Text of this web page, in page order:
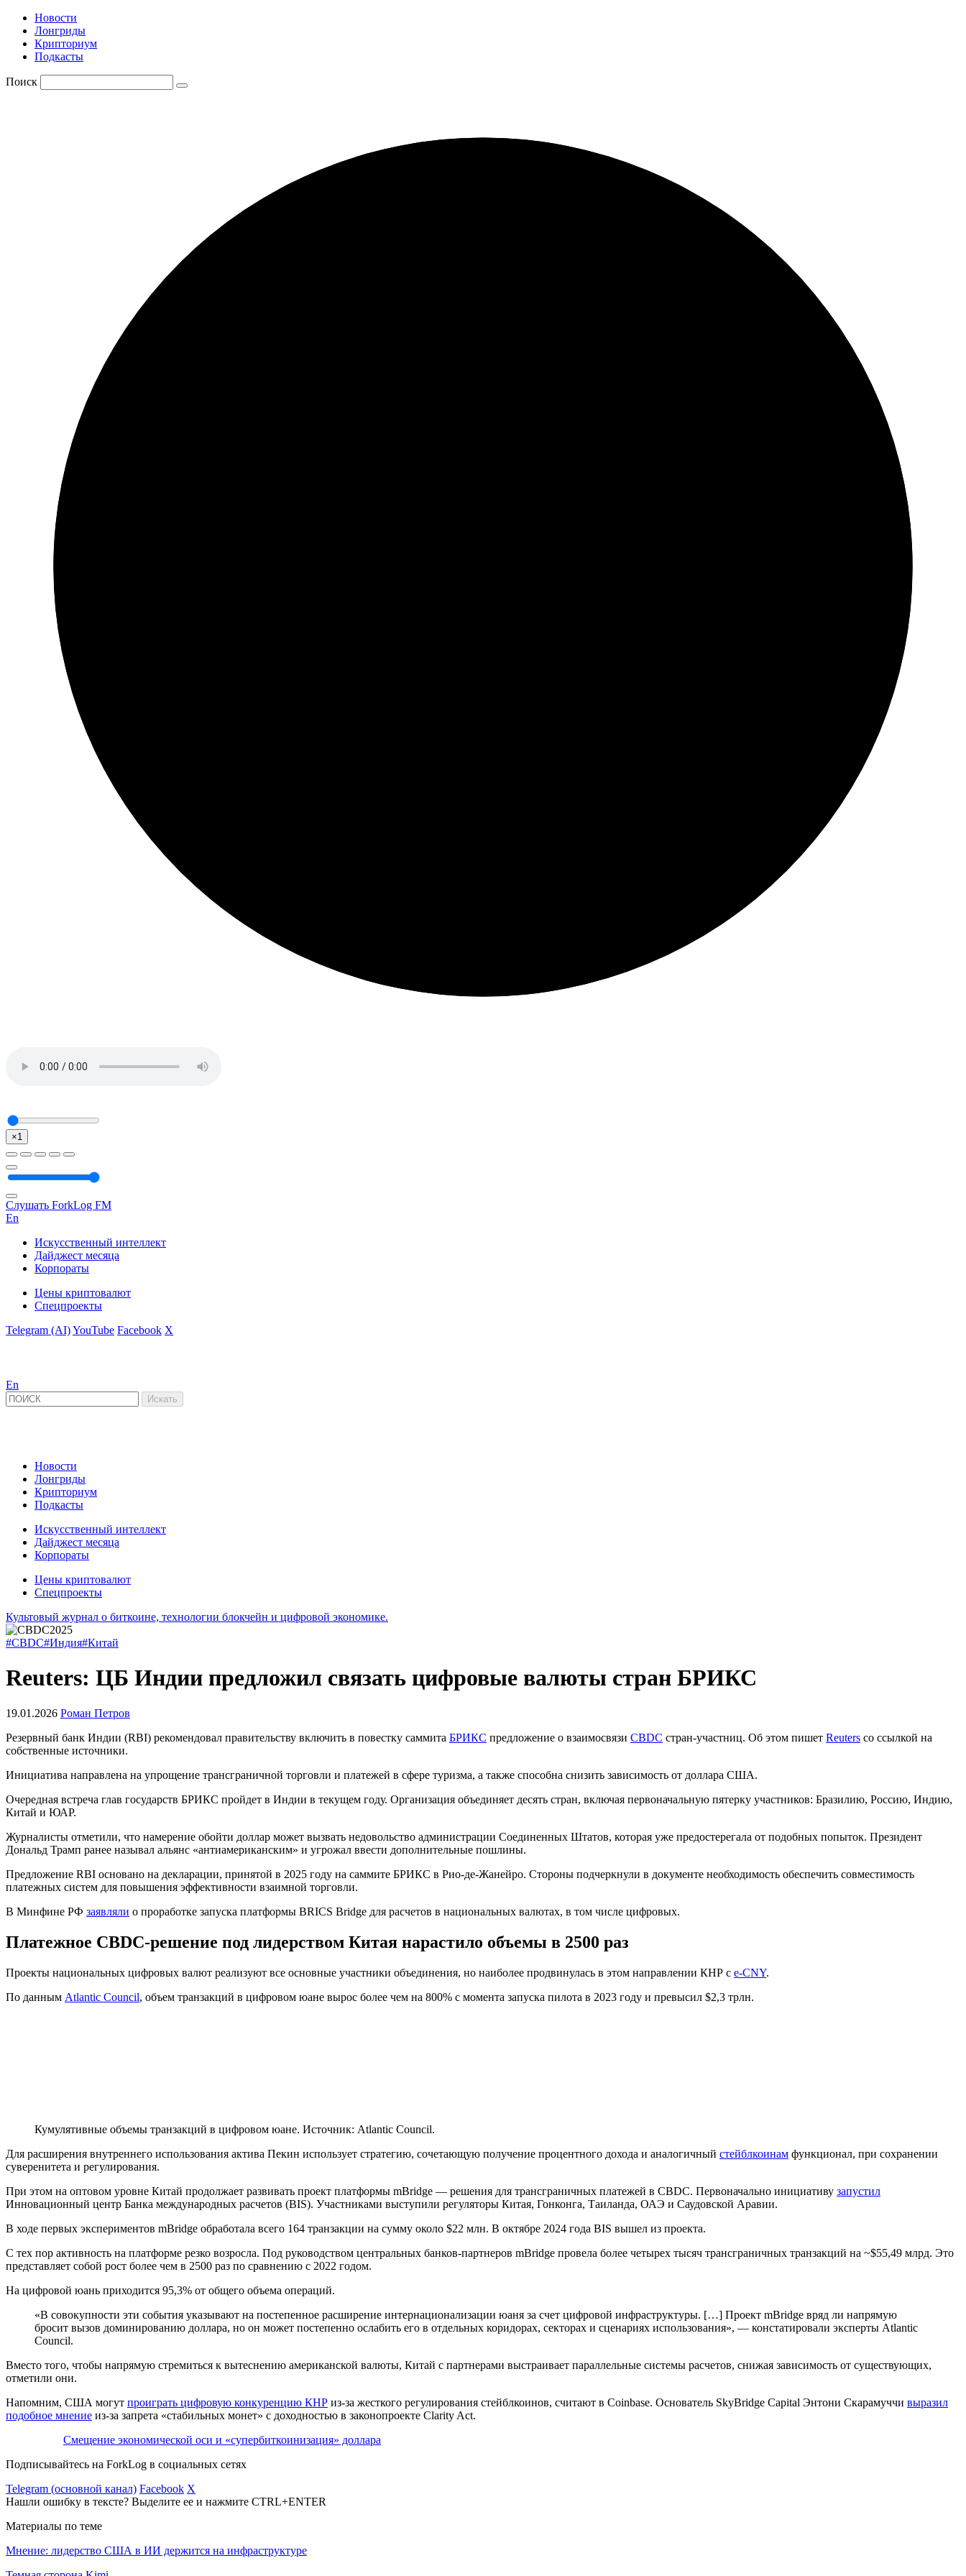
Новости
Лонгриды
Крипториум
Подкасты
Поиск
×1
Слушать ForkLog FM
En
Искусственный интеллект
Дайджест месяца
Корпораты
Цены криптовалют
Спецпроекты
Telegram (AI)YouTube Facebook X
En
Новости
Лонгриды
Крипториум
Подкасты
Искусственный интеллект
Дайджест месяца
Корпораты
Цены криптовалют
Спецпроекты
Культовый журнал о биткоине, технологии блокчейн и цифровой экономике.
#CBDC#Индия#Китай
Reuters: ЦБ Индии предложил связать цифровые валюты стран БРИКС
19.01.2026 Роман Петров
Резервный банк Индии (RBI) рекомендовал правительству включить в повестку саммита БРИКС предложение о взаимосвязи CBDC стран-участниц. Об этом пишет Reuters со ссылкой на
собственные источники.
Инициатива направлена на упрощение трансграничной торговли и платежей в сфере туризма, а также способна снизить зависимость от доллара США.
Очередная встреча глав государств БРИКС пройдет в Индии в текущем году. Организация объединяет десять стран, включая первоначальную пятерку участников: Бразилию, Россию, Индию,
Китай и ЮАР.
Журналисты отметили, что намерение обойти доллар может вызвать недовольство администрации Соединенных Штатов, которая уже предостерегала от подобных попыток. Президент
Дональд Трамп ранее называл альянс «антиамериканским» и угрожал ввести дополнительные пошлины.
Предложение RBI основано на декларации, принятой в 2025 году на саммите БРИКС в Рио-де-Жанейро. Стороны подчеркнули в документе необходимость обеспечить совместимость
платежных систем для повышения эффективности взаимной торговли.
В Минфине РФ заявляли о проработке запуска платформы BRICS Bridge для расчетов в национальных валютах, в том числе цифровых.
Платежное CBDC-решение под лидерством Китая нарастило объемы в 2500 раз
Проекты национальных цифровых валют реализуют все основные участники объединения, но наиболее продвинулась в этом направлении КНР с e-CNY.
По данным Atlantic Council, объем транзакций в цифровом юане вырос более чем на 800% с момента запуска пилота в 2023 году и превысил $2,3 трлн.
Кумулятивные объемы транзакций в цифровом юане. Источник: Atlantic Council.
Для расширения внутреннего использования актива Пекин использует стратегию, сочетающую получение процентного дохода и аналогичный стейблкоинам функционал, при сохранении
суверенитета и регулирования.
При этом на оптовом уровне Китай продолжает развивать проект платформы mBridge — решения для трансграничных платежей в CBDC. Первоначально инициативу запустил
Инновационный центр Банка международных расчетов (BIS). Участниками выступили регуляторы Китая, Гонконга, Таиланда, ОАЭ и Саудовской Аравии.
В ходе первых экспериментов mBridge обработала всего 164 транзакции на сумму около $22 млн. В октябре 2024 года BIS вышел из проекта.
С тех пор активность на платформе резко возросла. Под руководством центральных банков-партнеров mBridge провела более четырех тысяч трансграничных транзакций на ~$55,49 млрд. Это
представляет собой рост более чем в 2500 раз по сравнению с 2022 годом.
На цифровой юань приходится 95,3% от общего объема операций.
«В совокупности эти события указывают на постепенное расширение интернационализации юаня за счет цифровой инфраструктуры. […] Проект mBridge вряд ли напрямую
бросит вызов доминированию доллара, но он может постепенно ослабить его в отдельных коридорах, секторах и сценариях использования», — констатировали эксперты Atlantic
Council.
Вместо того, чтобы напрямую стремиться к вытеснению американской валюты, Китай с партнерами выстраивает параллельные системы расчетов, снижая зависимость от существующих,
отметили они.
Напомним, США могут проиграть цифровую конкуренцию КНР из-за жесткого регулирования стейблкоинов, считают в Coinbase. Основатель SkyBridge Capital Энтони Скарамуччи выразил
подобное мнение из-за запрета «стабильных монет» с доходностью в законопроекте Clarity Act.
Смещение экономической оси и «супербиткоинизация» доллара
Подписывайтесь на ForkLog в социальных сетях
Telegram (основной канал) Facebook X
Нашли ошибку в тексте? Выделите ее и нажмите CTRL+ENTER
Материалы по теме
Мнение: лидерство США в ИИ держится на инфраструктуре